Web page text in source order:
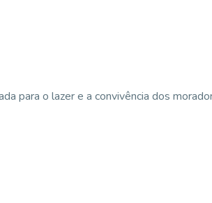
para o lazer e a convivência dos